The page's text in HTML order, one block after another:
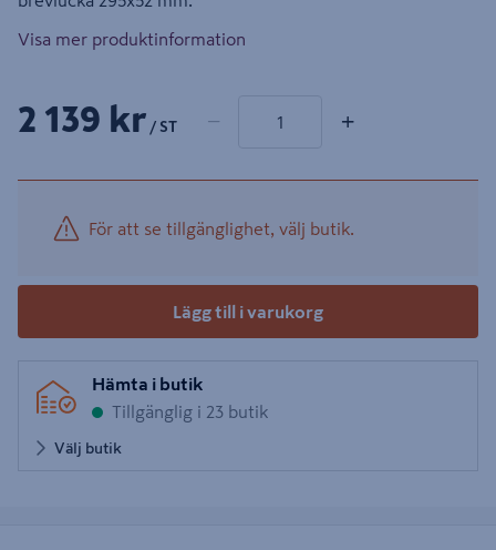
Visa mer produktinformation
2 139 kr / ST − +
För att se tillgänglighet, välj butik.
Lägg till i varukorg
Hämta i butik
Tillgänglig i 23 butik
Välj butik